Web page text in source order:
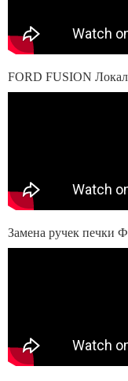
FORD FUSION
Замена ручек печки